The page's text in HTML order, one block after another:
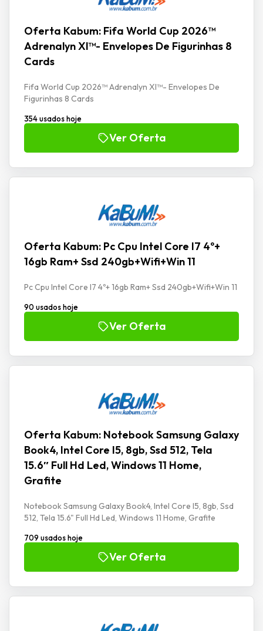
Oferta Kabum: Fifa World Cup 2026™
Adrenalyn Xl™- Envelopes De Figurinhas 8
Cards
Fifa World Cup 2026™ Adrenalyn Xl™- Envelopes De
Figurinhas 8 Cards
354 usados hoje
Ver Oferta
Oferta Kabum: Pc Cpu Intel Core I7 4º+
16gb Ram+ Ssd 240gb+Wifi+Win 11
Pc Cpu Intel Core I7 4º+ 16gb Ram+ Ssd 240gb+Wifi+Win 11
90 usados hoje
Ver Oferta
Oferta Kabum: Notebook Samsung Galaxy
Book4, Intel Core I5, 8gb, Ssd 512, Tela
15.6″ Full Hd Led, Windows 11 Home,
Grafite
Notebook Samsung Galaxy Book4, Intel Core I5, 8gb, Ssd
512, Tela 15.6" Full Hd Led, Windows 11 Home, Grafite
709 usados hoje
Ver Oferta